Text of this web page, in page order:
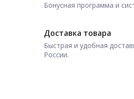
Бонусная программа и
Доставка товара
Быстрая и удобная
России.